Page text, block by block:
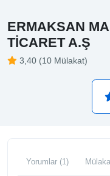
ERMAKSAN
TİCARET A.Ş
3,40 (10 Mülakat)
Yorumlar (1)